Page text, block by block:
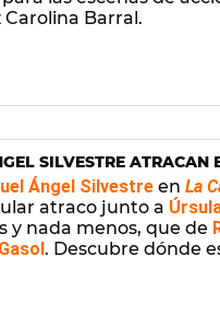
Barral.
SILVESTRE ATRACAN
Y PAU GASOL EN 'LA
Ángel Silvestre en La
atraco junto a
y nada menos, que de
. Descubre dónde